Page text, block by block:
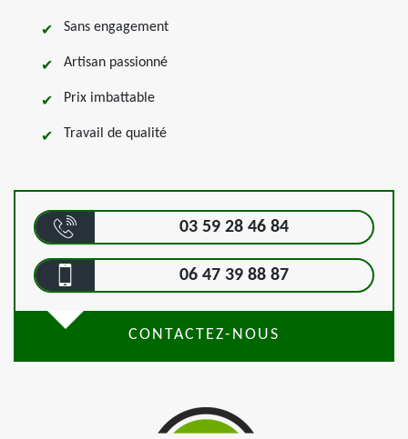
Sans engagement
Artisan passionné
Prix imbattable
Travail de qualité
03 59 28 46 84
06 47 39 88 87
CONTACTEZ-NOUS